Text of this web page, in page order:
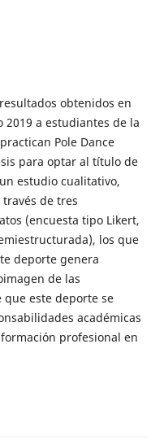
obtenidos en
a estudiantes de la
Pole Dance
para optar al título de
estudio cualitativo,
de tres
(encuesta tipo Likert,
los que
deporte genera
de las
que este deporte se
académicas
profesional en